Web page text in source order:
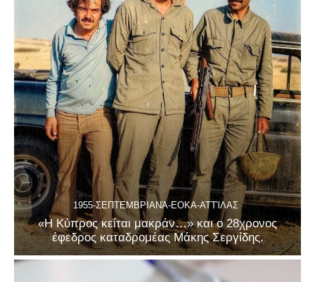
1955-ΣΕΠΤΕΜΒΡΙΑΝΆ-ΕΟΚΑ-ΑΤΤΊΛΑΣ
«Η Κύπρος κείται μακράν…» και ο 28χρονος
έφεδρος καταδρομέας Μάκης Σεργίδης.